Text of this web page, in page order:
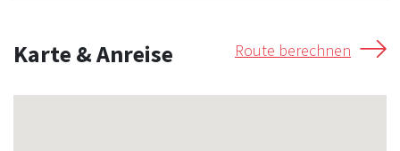
Karte & Anreise Route berechnen